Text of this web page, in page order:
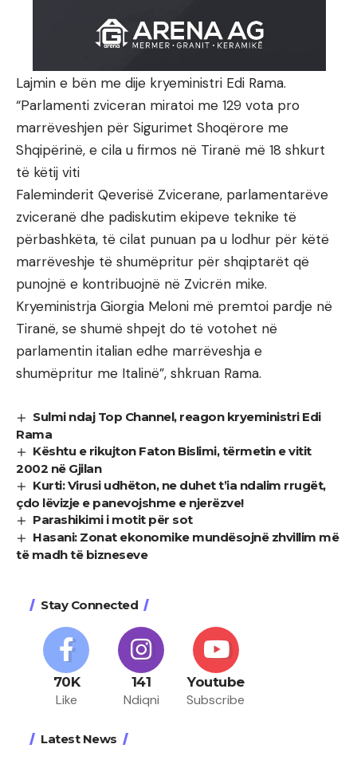
Lajmin e bën me dije kryeministri Edi Rama.
“Parlamenti zviceran miratoi me 129 vota pro
marrëveshjen për Sigurimet Shoqërore me
Shqipërinë, e cila u firmos në Tiranë më 18 shkurt
të këtij viti
Faleminderit Qeverisë Zvicerane, parlamentarëve
zviceranë dhe padiskutim ekipeve teknike të
përbashkëta, të cilat punuan pa u lodhur për këtë
marrëveshje të shumëpritur për shqiptarët që
punojnë e kontribuojnë në Zvicrën mike.
Kryeministrja Giorgia Meloni më premtoi pardje në
Tiranë, se shumë shpejt do të votohet në
parlamentin italian edhe marrëveshja e
shumëpritur me Italinë”, shkruan Rama.
Sulmi ndaj Top Channel, reagon kryeministri Edi
Rama
Kështu e rikujton Faton Bislimi, tërmetin e vitit
2002 në Gjilan
Kurti: Virusi udhëton, ne duhet t’ia ndalim rrugët,
çdo lëvizje e panevojshme e njerëzve!
Parashikimi i motit për sot
Hasani: Zonat ekonomike mundësojnë zhvillim më
të madh të bizneseve
Stay Connected
70K
Like
141
Ndiqni
Youtube
Subscribe
Latest News